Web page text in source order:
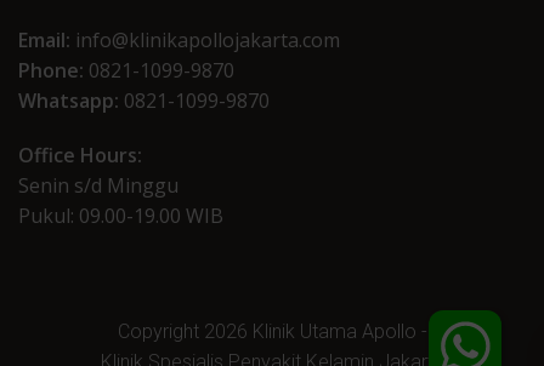
Email: info@klinikapollojakarta.com
Phone: 0821-1099-9870
Whatsapp: 0821-1099-9870
Office Hours:
Senin s/d Minggu
Pukul: 09.00-19.00 WIB
Copyright 2026 Klinik Utama Apollo -